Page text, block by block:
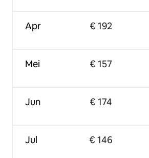
Apr
Mei
Jun
Jul
€ 192
€ 157
€ 174
€ 146